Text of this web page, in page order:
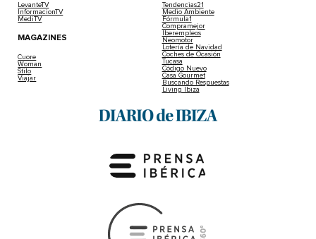
LevanteTV
InformacionTV
MediTV
MAGAZINES
Cuore
Woman
Stilo
Viajar
Tendencias21
Medio Ambiente
Fórmula1
Compramejor
Iberempleos
Neomotor
Lotería de Navidad
Coches de Ocasión
Tucasa
Código Nuevo
Casa Gourmet
Buscando Respuestas
Living Ibiza